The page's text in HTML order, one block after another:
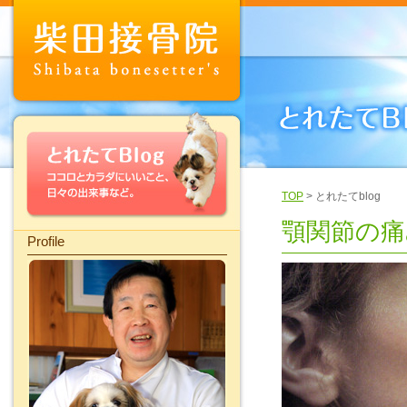
Profile
TOP > とれたてblog
顎関節の